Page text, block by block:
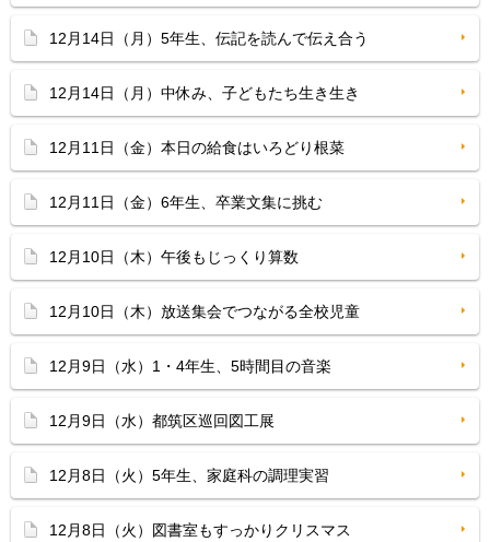
12月14日（月）5年生、伝記を読んで伝え合う
12月14日（月）中休み、子どもたち生き生き
12月11日（金）本日の給食はいろどり根菜
12月11日（金）6年生、卒業文集に挑む
12月10日（木）午後もじっくり算数
12月10日（木）放送集会でつながる全校児童
12月9日（水）1・4年生、5時間目の音楽
12月9日（水）都筑区巡回図工展
12月8日（火）5年生、家庭科の調理実習
12月8日（火）図書室もすっかりクリスマス